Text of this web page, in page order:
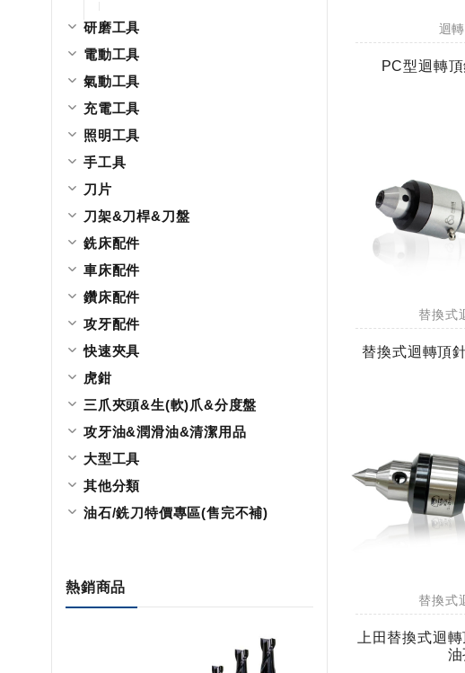
研磨工具
電動工具
氣動工具
充電工具
照明工具
手工具
刀片
刀架&刀桿&刀盤
銑床配件
車床配件
鑽床配件
攻牙配件
快速夾具
虎鉗
三爪夾頭&生(軟)爪&分度盤
攻牙油&潤滑油&清潔用品
大型工具
其他分類
油石/銑刀特價專區(售完不補)
熱銷商品
迴
PC型迴轉
替換式
替換式迴轉頂
替換式
上田替換式迴